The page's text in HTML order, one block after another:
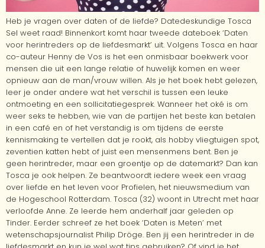
Heb je vragen over daten of de liefde? Datedeskundige Tosca
Sel weet raad! Binnenkort komt haar tweede dateboek ‘Daten
voor herintreders op de liefdesmarkt’ uit. Volgens Tosca en haar
co-auteur Henny de Vos is het een onmisbaar boekwerk voor
mensen die uit een lange relatie of huwelijk komen en weer
opnieuw aan de man/vrouw willen. Als je het boek hebt gelezen,
leer je onder andere wat het verschil is tussen een leuke
ontmoeting en een sollicitatiegesprek. Wanneer het oké is om
weer seks te hebben, wie van de partijen het beste kan betalen
in een café en of het verstandig is om tijdens de eerste
kennismaking te vertellen dat je rookt, als hobby vliegtuigen spot,
zeventien katten hebt of juist een mensenmens bent. Ben je
geen herintreder, maar een groentje op de datemarkt? Dan kan
Tosca je ook helpen. Ze beantwoordt iedere week een vraag
over liefde en het leven voor Profielen, het nieuwsmedium van
de Hogeschool Rotterdam. Tosca (32) woont in Utrecht met haar
verloofde Anne. Ze leerde hem anderhalf jaar geleden op
Tinder. Eerder schreef ze het boek ‘Daten is Meten’ met
wetenschapsjournalist Philip Dröge. Ben jij een herintreder in de